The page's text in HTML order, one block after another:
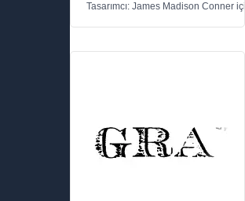
Tasarımcı: James Madison Conner